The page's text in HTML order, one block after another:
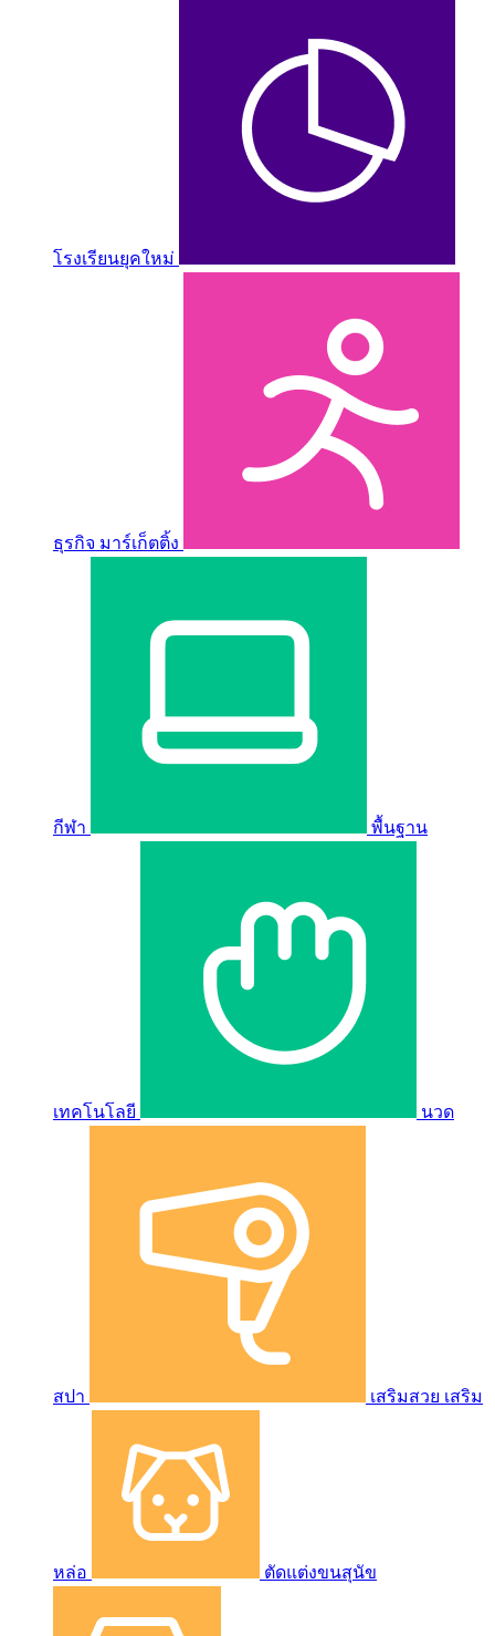
โรงเรียนยุคใหม่
ธุรกิจ มาร์เก็ตติ้ง
กีฬา พื้นฐาน
เทคโนโลยี นวด
สปา เสริมสวย เสริม
หล่อ ตัดแต่งขนสุนัข